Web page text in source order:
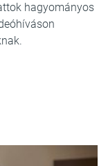
hagyományos